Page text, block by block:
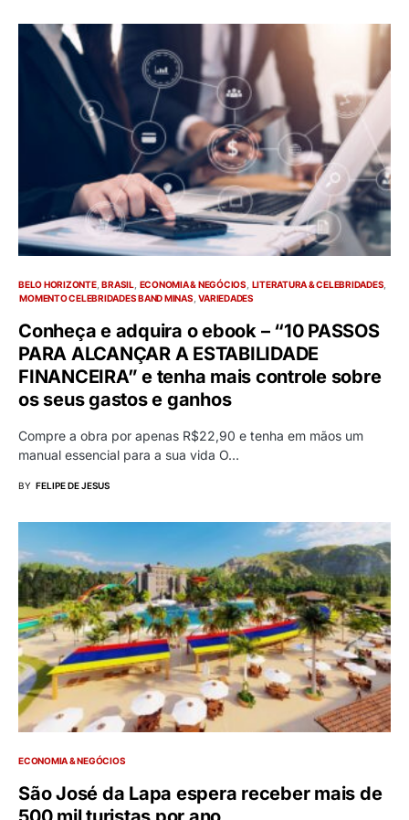
BELO HORIZONTE BRASIL ECONOMIA & NEGÓCIOS LITERATURA & CELEBRIDADES
MOMENTO CELEBRIDADES BAND MINAS VARIEDADES
Conheça e adquira o ebook – “10 PASSOS
PARA ALCANÇAR A ESTABILIDADE
FINANCEIRA” e tenha mais controle sobre
os seus gastos e ganhos
Compre a obra por apenas R$22,90 e tenha em mãos um
manual essencial para a sua vida O…
BY FELIPE DE JESUS
ECONOMIA & NEGÓCIOS
São José da Lapa espera receber mais de